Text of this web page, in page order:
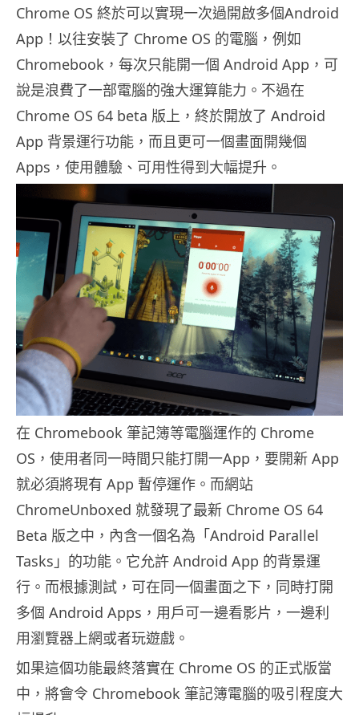
Chrome OS 終於可以實現一次過開啟多個Android
App！以往安裝了 Chrome OS 的電腦，例如
Chromebook，每次只能開一個 Android App，可
說是浪費了一部電腦的強大運算能力。不過在
Chrome OS 64 beta 版上，終於開放了 Android
App 背景運行功能，而且更可一個畫面開幾個
Apps，使用體驗、可用性得到大幅提升。
在 Chromebook 筆記簿等電腦運作的 Chrome
OS，使用者同一時間只能打開一App，要開新 App
就必須將現有 App 暫停運作。而網站
ChromeUnboxed 就發現了最新 Chrome OS 64
Beta 版之中，內含一個名為「Android Parallel
Tasks」的功能。它允許 Android App 的背景運
行。而根據測試，可在同一個畫面之下，同時打開
多個 Android Apps，用戶可一邊看影片，一邊利
用瀏覽器上網或者玩遊戲。
如果這個功能最終落實在 Chrome OS 的正式版當
中，將會令 Chromebook 筆記簿電腦的吸引程度大